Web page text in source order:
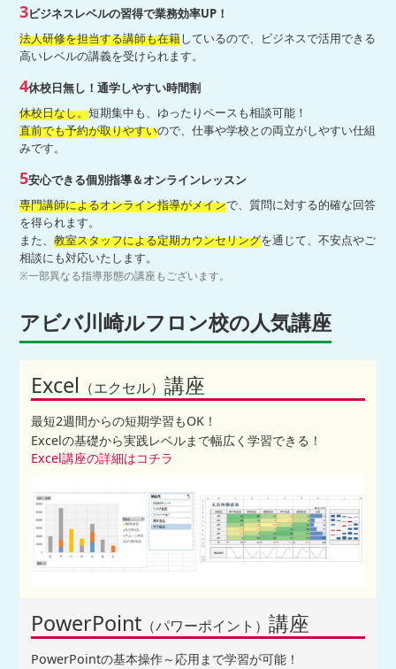
3ビジネスレベルの習得で業務効率UP！
法人研修を担当する講師も在籍しているので、ビジネスで活用できる
高いレベルの講義を受けられます。
4休校日無し！通学しやすい時間割
休校日なし。短期集中も、ゆったりペースも相談可能！
直前でも予約が取りやすいので、仕事や学校との両立がしやすい仕組
みです。
5安心できる個別指導＆オンラインレッスン
専門講師によるオンライン指導がメインで、質問に対する的確な回答
を得られます。
また、教室スタッフによる定期カウンセリングを通じて、不安点やご
相談にも対応いたします。
※一部異なる指導形態の講座もございます。
アビバ川崎ルフロン校の人気講座
Excel （エクセル）講座
最短2週間からの短期学習もOK！
Excelの基礎から実践レベルまで幅広く学習できる！
Excel講座の詳細はコチラ
PowerPoint （パワーポイント）講座
PowerPointの基本操作～応用まで学習が可能！